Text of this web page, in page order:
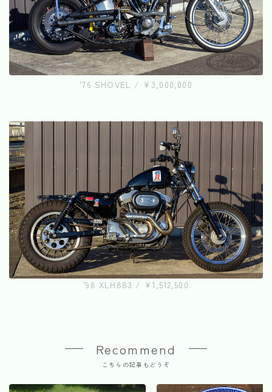
'76 SHOVEL / ¥3,000,000
'98 XLH883 / ¥1,512,500
Recommend
こちらの記事もどうぞ